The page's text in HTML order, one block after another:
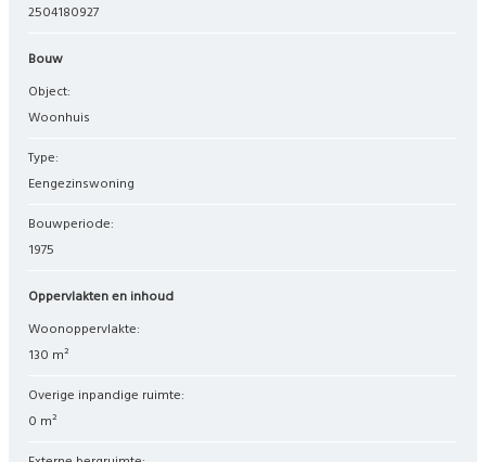
2504180927
Bouw
Object:
woonhuis
Type:
eengezinswoning
Bouwperiode:
1975
Oppervlakten en inhoud
Woonoppervlakte:
130 m²
Overige inpandige ruimte:
0 m²